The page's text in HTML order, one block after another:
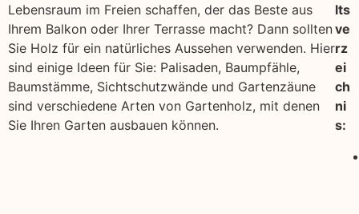
Lebensraum im Freien schaffen, der das Beste aus
Ihrem Balkon oder Ihrer Terrasse macht? Dann sollten
Sie Holz für ein natürliches Aussehen verwenden. Hier
sind einige Ideen für Sie: Palisaden, Baumpfähle,
Baumstämme, Sichtschutzwände und Gartenzäune
sind verschiedene Arten von Gartenholz, mit denen
Sie Ihren Garten ausbauen können.
lts
ve
rz
ei
ch
ni
s: